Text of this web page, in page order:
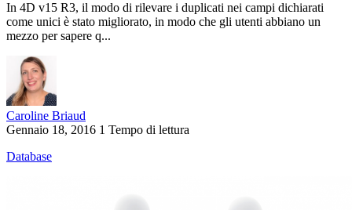
In 4D v15 R3, il modo di rilevare i duplicati nei campi dichiarati
come unici è stato migliorato, in modo che gli utenti abbiano un
mezzo per sapere q...
Caroline Briaud
Gennaio 18, 2016 1 Tempo di lettura
Database